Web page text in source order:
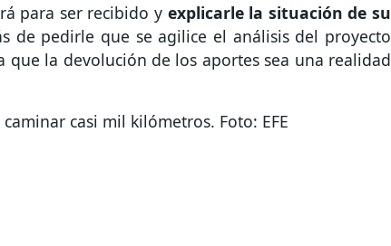
para ser recibido y explicarle la situación de su
de pedirle que se agilice el análisis del proyecto
la devolución de los aportes sea una realidad